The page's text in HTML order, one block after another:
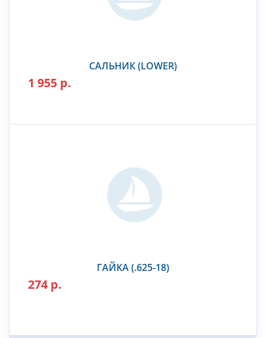
САЛЬНИК (LOWER)
1 955 р.
ГАЙКА (.625-18)
274 р.